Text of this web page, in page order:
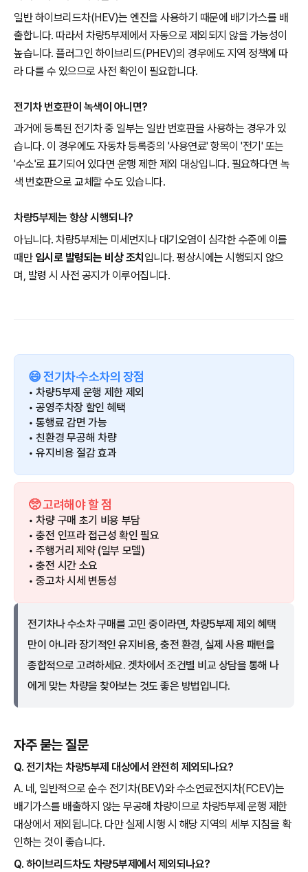
일반 하이브리드차(HEV)는 엔진을 사용하기 때문에 배기가스를 배
출합니다. 따라서 차량5부제에서 자동으로 제외되지 않을 가능성이
높습니다. 플러그인 하이브리드(PHEV)의 경우에도 지역 정책에 따
라 다를 수 있으므로 사전 확인이 필요합니다.
전기차 번호판이 녹색이 아니면?
과거에 등록된 전기차 중 일부는 일반 번호판을 사용하는 경우가 있
습니다. 이 경우에도 자동차 등록증의 '사용연료' 항목이 '전기' 또는
'수소'로 표기되어 있다면 운행 제한 제외 대상입니다. 필요하다면 녹
색 번호판으로 교체할 수도 있습니다.
차량5부제는 항상 시행되나?
아닙니다. 차량5부제는 미세먼지나 대기오염이 심각한 수준에 이를
때만 임시로 발령되는 비상 조치 입니다. 평상시에는 시행되지 않으
며, 발령 시 사전 공지가 이루어집니다.
😄 전기차·수소차의 장점
• 차량5부제 운행 제한 제외
• 공영주차장 할인 혜택
• 통행료 감면 가능
• 친환경 무공해 차량
• 유지비용 절감 효과
🥺 고려해야 할 점
• 차량 구매 초기 비용 부담
• 충전 인프라 접근성 확인 필요
• 주행거리 제약 (일부 모델)
• 충전 시간 소요
• 중고차 시세 변동성
전기차나 수소차 구매를 고민 중이라면, 차량5부제 제외 혜택
만이 아니라 장기적인 유지비용, 충전 환경, 실제 사용 패턴을
종합적으로 고려하세요. 겟차에서 조건별 비교 상담을 통해 나
에게 맞는 차량을 찾아보는 것도 좋은 방법입니다.
자주 묻는 질문
Q. 전기차는 차량5부제 대상에서 완전히 제외되나요?
A. 네, 일반적으로 순수 전기차(BEV)와 수소연료전지차(FCEV)는
배기가스를 배출하지 않는 무공해 차량이므로 차량5부제 운행 제한
대상에서 제외됩니다. 다만 실제 시행 시 해당 지역의 세부 지침을 확
인하는 것이 좋습니다.
Q. 하이브리드차도 차량5부제에서 제외되나요?